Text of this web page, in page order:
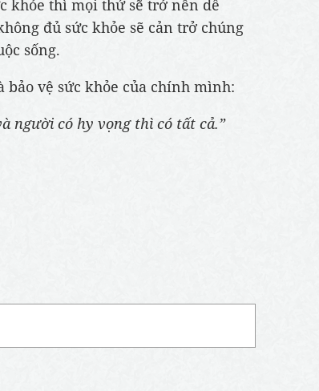
khỏe thì mọi thứ sẽ trở nên dễ
đủ sức khỏe sẽ cản trở chúng
sống.
bảo vệ sức khỏe của chính mình:
người có hy vọng thì có tất cả.”